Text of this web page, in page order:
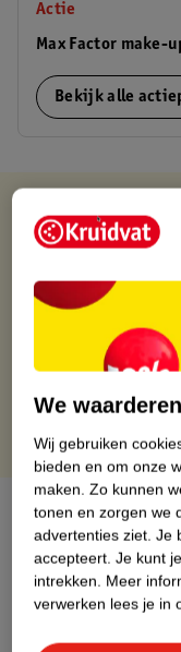
Actie
Max Factor make-
Bekijk alle
Kruidvat is
Op werkdagen
Gratis
Gratis retourneren
Gratis punten met
Over dit
We
Wij gebruiken
bieden en om onze
maken. Zo kunnen
tonen en zorgen we
advertenties ziet. Je
accepteert. Je kunt
intrekken. Meer
verwerken lees je in